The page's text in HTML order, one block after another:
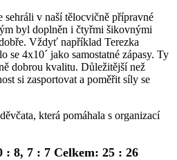
sehráli v naší tělocvičně přípravné
byl doplněn i čtyřmi šikovnými
Vždyť například Terezka
se 4x10´ jako samostatné zápasy. Ty
dobrou kvalitu. Důležitější než
si zasportovat a poměřit síly se
která pomáhala s organizací
: 8, 7 : 7 Celkem: 25 : 26